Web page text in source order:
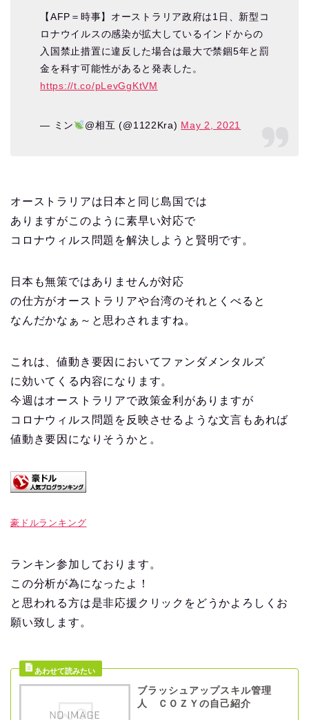
【AFP＝時事】オーストラリア政府は1日、新型コ
ロナウイルスの感染が拡大しているインドからの
入国禁止措置に違反した場合は最大で禁錮5年と罰
金を科す可能性があると発表した。
https://t.co/pLevGgKtVM
— ミン @相互 (@1122Kra) May 2, 2021
オーストラリアは日本と同じ島国では
ありますがこのように素早い対応で
コロナウィルス問題を解決しようと賢明です。
日本も無策ではありませんが対応
の仕方がオーストラリアや台湾のそれとくべると
なんだかなぁ～と思わされますね。
これは、値動き要因においてファンダメンタルズ
に効いてくる内容になります。
今週はオーストラリアで政策金利がありますが
コロナウィルス問題を反映させるような文言もあれば
値動き要因になりそうかと。
豪ドルランキング
ランキン参加しております。
この分析が為になったよ！
と思われる方は是非応援クリックをどうかよろしくお
願い致します。
ブラッシュアップスキル管理
人 ＣＯＺＹの自己紹介